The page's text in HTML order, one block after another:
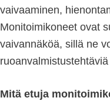
vaivaaminen,
Monitoimikoneet ovat
vaivannäköä, sillä ne
Mitä etuja